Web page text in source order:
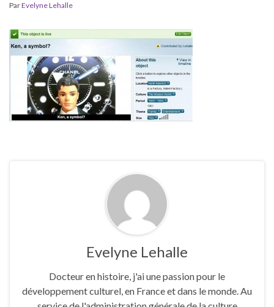
ParEvelyne Lehalle
Evelyne Lehalle
Docteur en histoire, j'ai une passion pour le
développement culturel, en France et dans le monde. Au